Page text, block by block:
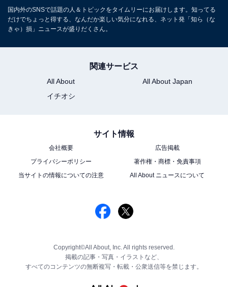
国内外のSNSで話題の人＆トピックをタイムリーにお届けします。知ってる
だけでちょっと得する、なんだか楽しい気分になれる、ネット発「知ら（な
きゃ）損」ニュースが盛りだくさん。
関連サービス
All About
All About Japan
イチオシ
サイト情報
会社概要
広告掲載
プライバシーポリシー
著作権・商標・免責事項
当サイトの情報についての注意
All About ニュースについて
Copyright©All About, Inc. All rights reserved.
掲載の記事・写真・イラストなど、
すべてのコンテンツの無断複写・転載・公衆送信等を禁じます。